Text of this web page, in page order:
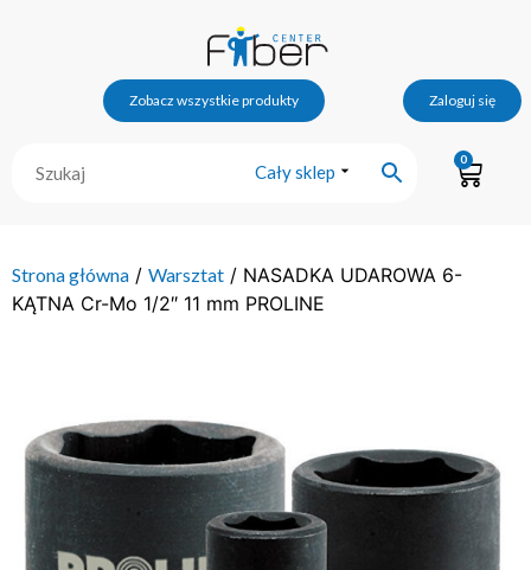
Zobacz wszystkie produkty Zaloguj się
Cały sklep
0
Strona główna / Warsztat / NASADKA UDAROWA 6-
KĄTNA Cr-Mo 1/2″ 11 mm PROLINE